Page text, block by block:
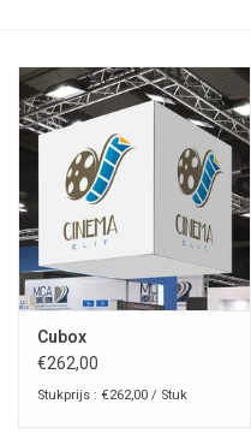
Cubox
€262,00
Stukprijs : €262,00 / Stuk